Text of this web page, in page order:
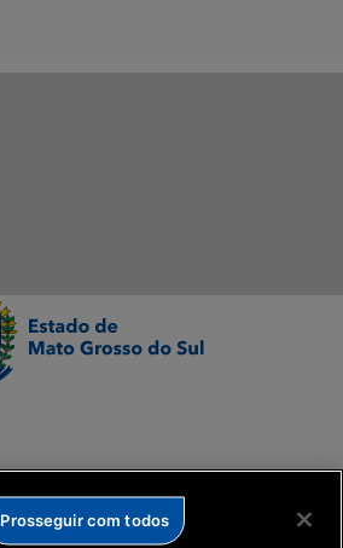
Prosseguir com todos